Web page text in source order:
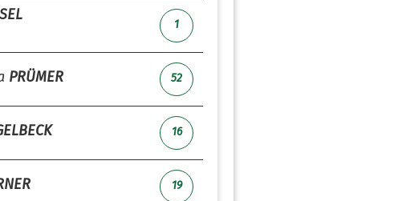
1
PRÜMER 52
16
19